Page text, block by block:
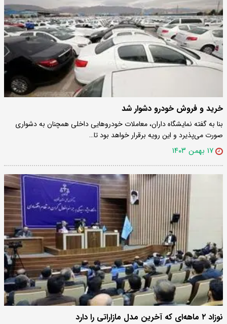
خرید و فروش خودرو دشوار شد
بنا به گفته نمایشگاه داران، معاملات خودروهایی داخلی همچنان به دشواری
صورت می‌پذیرد و این رویه برقرار خواهد بود تا…
۱۷ بهمن ۱۴۰۳
نوزاد ۲ ماهه‌ای که آخرین مدل مازاراتی را دارد